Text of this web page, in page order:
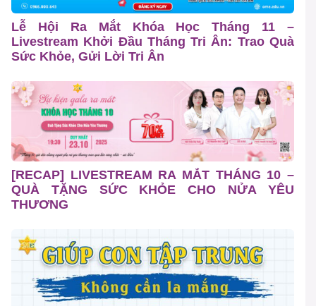
Lễ Hội Ra Mắt Khóa Học Tháng 11 –
Livestream Khởi Đầu Tháng Tri Ân: Trao Quà
Sức Khỏe, Gửi Lời Tri Ân
[RECAP] LIVESTREAM RA MẮT THÁNG 10 –
QUÀ TẶNG SỨC KHỎE CHO NỬA YÊU
THƯƠNG